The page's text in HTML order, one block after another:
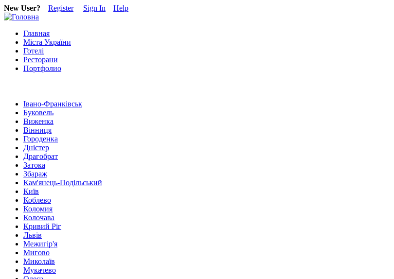
New User? Register Sign In Help
Главная
Міста України
Готелі
Ресторани
Портфолио
Івано-Франківськ
Буковель
Виженка
Вінниця
Городенка
Дністер
Драгобрат
Затока
Збараж
Кам'янець-Подільський
Київ
Коблево
Коломия
Колочава
Кривий Ріг
Львів
Межигір'я
Мигово
Миколаїв
Мукачево